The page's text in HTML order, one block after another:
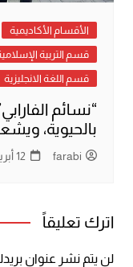
الأقسام الأكاديمية
قسم التربية
قسم اللغة الانجليزية
“نسائم
بالحيوية،
farabi 12 أبريل، 2025
اترك تعليقاً
لن يتم نشر عنوان